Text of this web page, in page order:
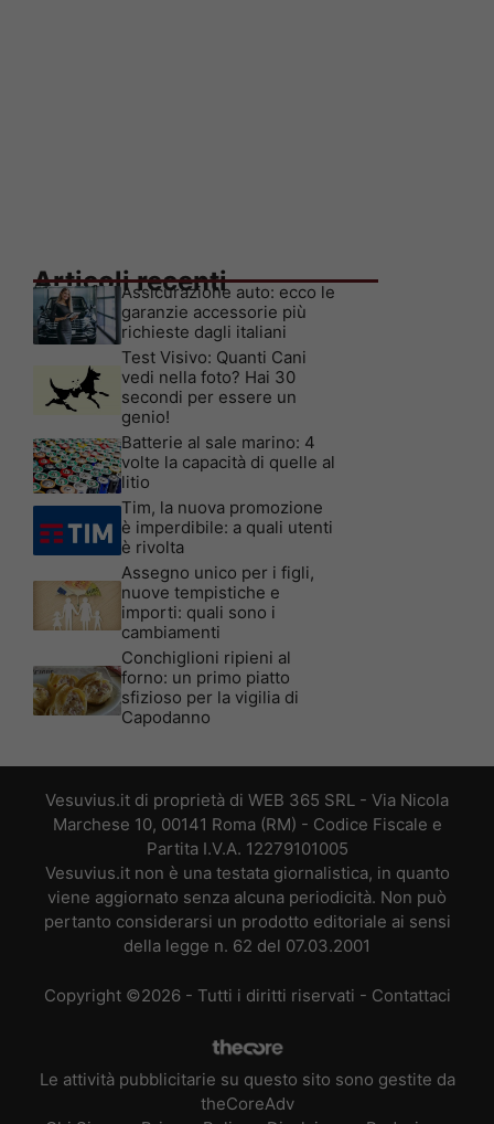
Articoli recenti
Assicurazione auto: ecco le
garanzie accessorie più
richieste dagli italiani
Test Visivo: Quanti Cani
vedi nella foto? Hai 30
secondi per essere un
genio!
Batterie al sale marino: 4
volte la capacità di quelle al
litio
Tim, la nuova promozione
è imperdibile: a quali utenti
è rivolta
Assegno unico per i figli,
nuove tempistiche e
importi: quali sono i
cambiamenti
Conchiglioni ripieni al
forno: un primo piatto
sfizioso per la vigilia di
Capodanno
Vesuvius.it di proprietà di WEB 365 SRL - Via Nicola
Marchese 10, 00141 Roma (RM) - Codice Fiscale e
Partita I.V.A. 12279101005
Vesuvius.it non è una testata giornalistica, in quanto
viene aggiornato senza alcuna periodicità. Non può
pertanto considerarsi un prodotto editoriale ai sensi
della legge n. 62 del 07.03.2001
Copyright ©2026 - Tutti i diritti riservati - Contattaci
Le attività pubblicitarie su questo sito sono gestite da
theCoreAdv